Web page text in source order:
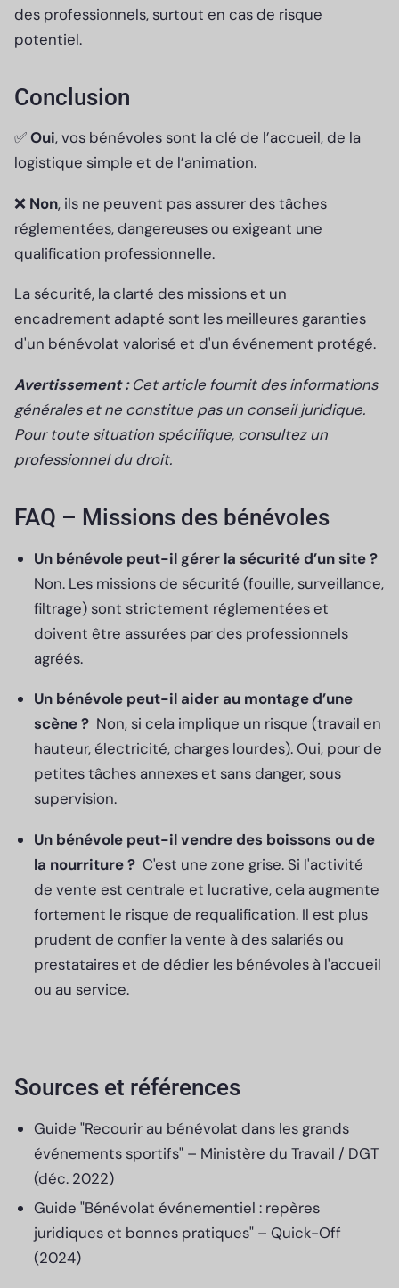
des professionnels, surtout en cas de risque
potentiel.
Conclusion
✅Oui, vos bénévoles sont la clé de l’accueil, de la
logistique simple et de l’animation.
❌ Non, ils ne peuvent pas assurer des tâches
réglementées, dangereuses ou exigeant une
qualification professionnelle.
La sécurité, la clarté des missions et un
encadrement adapté sont les meilleures garanties
d'un bénévolat valorisé et d'un événement protégé.
Avertissement : Cet article fournit des informations
générales et ne constitue pas un conseil juridique.
Pour toute situation spécifique, consultez un
professionnel du droit.
FAQ – Missions des bénévoles
Un bénévole peut-il gérer la sécurité d’un site ?
Non. Les missions de sécurité (fouille, surveillance,
filtrage) sont strictement réglementées et
doivent être assurées par des professionnels
agréés.
Un bénévole peut-il aider au montage d’une
scène ? Non, si cela implique un risque (travail en
hauteur, électricité, charges lourdes). Oui, pour de
petites tâches annexes et sans danger, sous
supervision.
Un bénévole peut-il vendre des boissons ou de
la nourriture? C'est une zone grise. Si l'activité
de vente est centrale et lucrative, cela augmente
fortement le risque de requalification. Il est plus
prudent de confier la vente à des salariés ou
prestataires et de dédier les bénévoles à l'accueil
ou au service.
Sources et références
Guide "Recourir au bénévolat dans les grands
événements sportifs" – Ministère du Travail / DGT
(déc. 2022)
Guide "Bénévolat événementiel : repères
juridiques et bonnes pratiques" – Quick-Off
(2024)